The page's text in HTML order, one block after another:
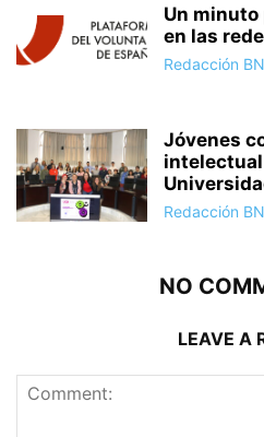
Un minuto
en las
Redacción
Jóvenes
intelectual
Redacción
NO
LEAVE A